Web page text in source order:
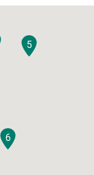
5
6